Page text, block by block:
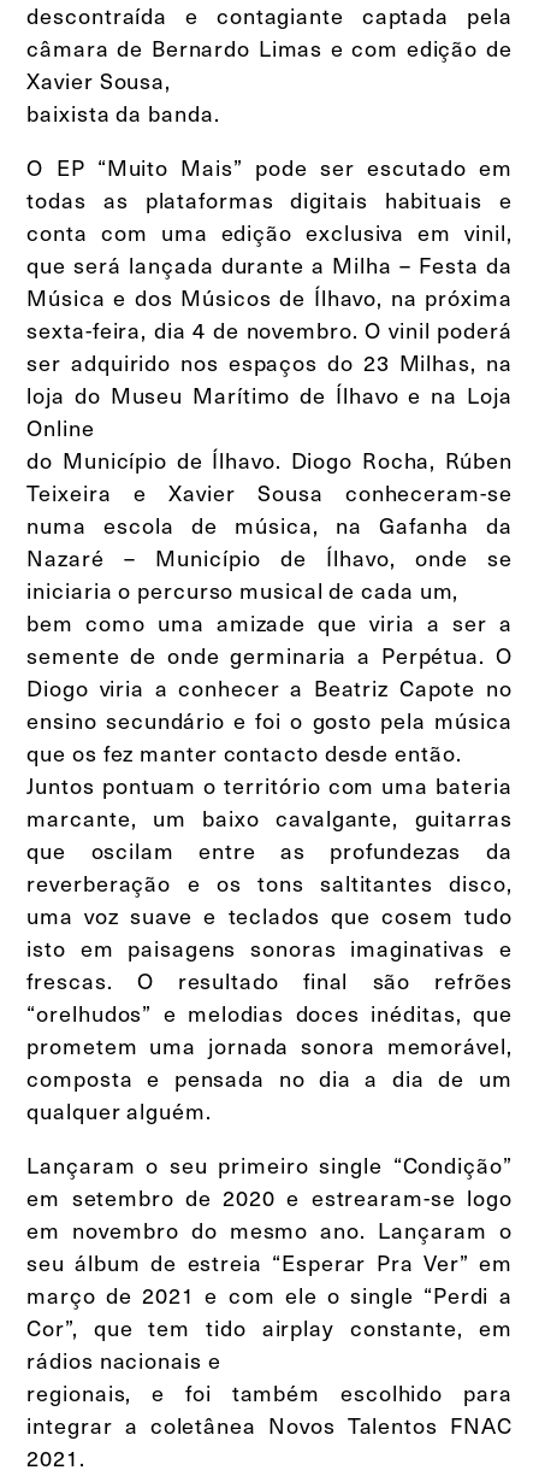
descontraída e contagiante captada pela
câmara de Bernardo Limas e com edição de
Xavier Sousa,
baixista da banda.
O EP “Muito Mais” pode ser escutado em
todas as plataformas digitais habituais e
conta com uma edição exclusiva em vinil,
que será lançada durante a Milha – Festa da
Música e dos Músicos de Ílhavo, na próxima
sexta-feira, dia 4 de novembro. O vinil poderá
ser adquirido nos espaços do 23 Milhas, na
loja do Museu Marítimo de Ílhavo e na Loja
Online
do Município de Ílhavo. Diogo Rocha, Rúben
Teixeira e Xavier Sousa conheceram-se
numa escola de música, na Gafanha da
Nazaré – Município de Ílhavo, onde se
iniciaria o percurso musical de cada um,
bem como uma amizade que viria a ser a
semente de onde germinaria a Perpétua. O
Diogo viria a conhecer a Beatriz Capote no
ensino secundário e foi o gosto pela música
que os fez manter contacto desde então.
Juntos pontuam o território com uma bateria
marcante, um baixo cavalgante, guitarras
que oscilam entre as profundezas da
reverberação e os tons saltitantes disco,
uma voz suave e teclados que cosem tudo
isto em paisagens sonoras imaginativas e
frescas. O resultado final são refrões
“orelhudos” e melodias doces inéditas, que
prometem uma jornada sonora memorável,
composta e pensada no dia a dia de um
qualquer alguém.
Lançaram o seu primeiro single “Condição”
em setembro de 2020 e estrearam-se logo
em novembro do mesmo ano. Lançaram o
seu álbum de estreia “Esperar Pra Ver” em
março de 2021 e com ele o single “Perdi a
Cor”, que tem tido airplay constante, em
rádios nacionais e
regionais, e foi também escolhido para
integrar a coletânea Novos Talentos FNAC
2021.